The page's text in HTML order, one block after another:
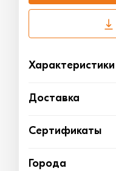
Характеристики
Доставка
Сертификаты
Города